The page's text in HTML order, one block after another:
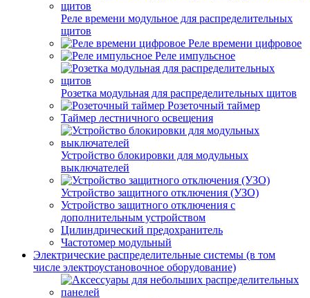
Реле времени модульное для распределительных
щитов
Реле времени цифровое
Реле импульсное
Розетка модульная для распределительных щитов
Розеточный таймер
Таймер лестничного освещения
Устройство блокировки для модульных
выключателей
Устройство защитного отключения (УЗО)
Устройство защитного отключения с
дополнительным устройством
Цилиндрический предохранитель
Частотомер модульный
Электрические распределительные системы (в том
числе электроустановочное оборудование)